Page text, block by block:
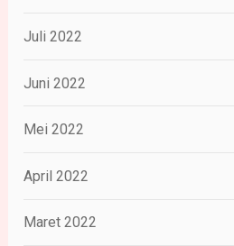
Juli 2022
Juni 2022
Mei 2022
April 2022
Maret 2022